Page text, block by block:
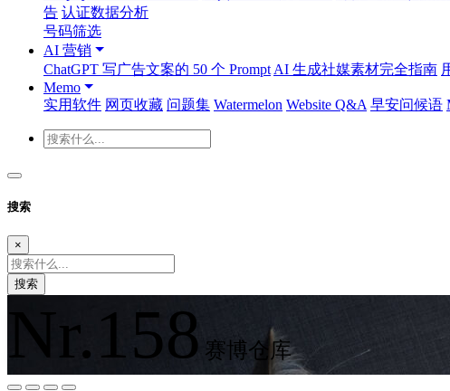
告 认证数据分析
号码筛选
AI 营销
ChatGPT 写广告文案的 50 个 Prompt AI 生成社媒素材完全指南
Memo
实用软件 网页收藏 问题集 Watermelon Website Q&A 早安问候语
搜索
×
搜索
Nr.158 赛博仓库